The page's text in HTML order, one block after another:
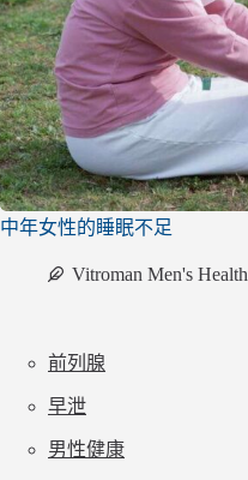
中年女性的睡眠不足
Vitroman Men's Health
前列腺
早泄
男性健康